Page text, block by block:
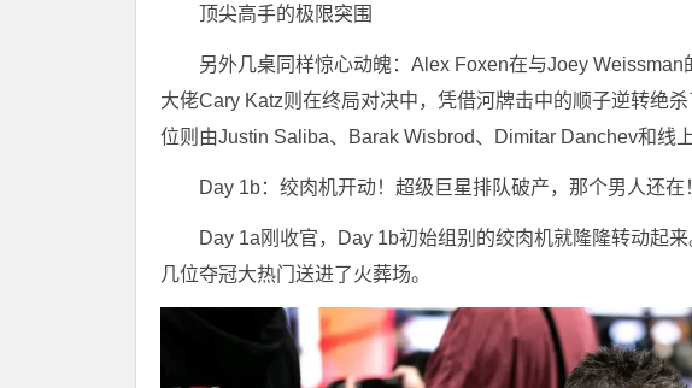
顶尖高手的极限突围
另外几桌同样惊心动魄：Alex Foxen在与Joey
大佬Cary Katz则在终局对决中，凭借河牌击中的顺子逆转绝
位则由Justin Saliba、Barak Wisbrod、Dimitar Danchev和线
Day 1b：绞肉机开动！超级巨星排队破产，那个男人还在
Day 1a刚收官，Day 1b初始组别的绞肉机就隆隆转动起
几位夺冠大热门送进了火葬场。